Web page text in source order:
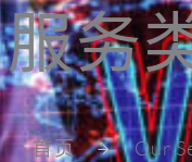
服务
首页 Our